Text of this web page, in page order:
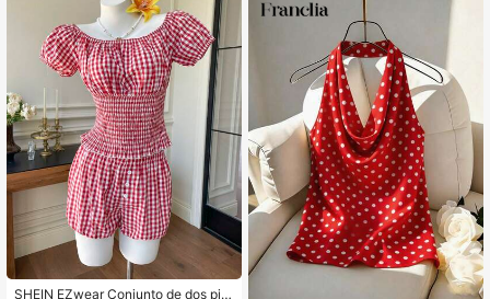
SHEIN EZwear Conjunto de dos pie